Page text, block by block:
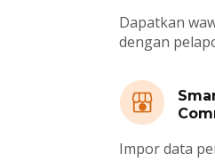
Dapatkan
dengan
Impor data